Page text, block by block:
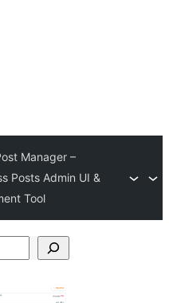
Manager –
Posts Admin UI &
Tool